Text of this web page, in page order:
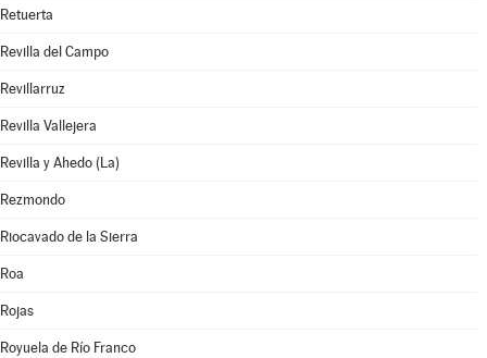
Retuerta
Revilla del Campo
Revillarruz
Revilla Vallejera
Revilla y Ahedo (La)
Rezmondo
Riocavado de la Sierra
Roa
Rojas
Royuela de Río Franco